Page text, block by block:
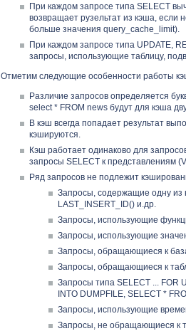
При каждом запросе типа SELECT
возвращает рузельтат из кэша, если
больше значения query_cache_limit).
При каждом запросе типа UPDATE,
запросы, использующие таблицу,
Отметим следующие особенности работы
Различие запросов определяется
select * FROM news будут для кэша
В кэш всегда попадает результат
кэшируются.
Кэш работает одинаково для
запросы SELECT к представлениям
Ряд запросов не подлежит
Запросы, содержащие одну из
LAST_INSERT_ID() и.др.
Запросы, использующие
Запросы, использующие
Запросы, обращающиеся к
Запросы, обращающиеся к
Запросы типа SELECT ... FOR
INTO DUMPFILE, SELECT *
Запросы, использующие
Запросы, не обращающиеся к